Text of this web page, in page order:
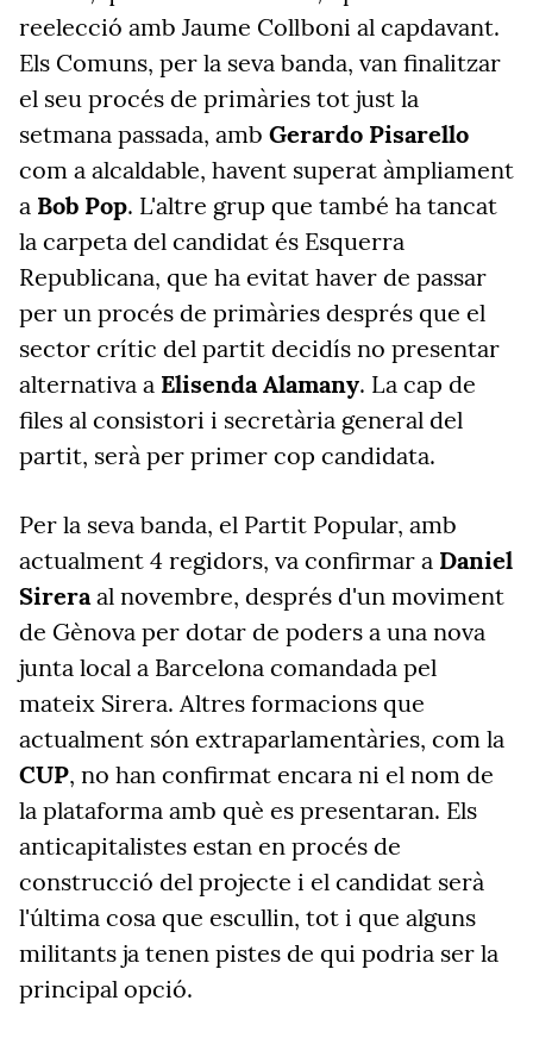
reelecció amb Jaume Collboni al capdavant.
Els Comuns, per la seva banda, van finalitzar
el seu procés de primàries tot just la
setmana passada, amb Gerardo Pisarello
com a alcaldable, havent superat àmpliament
a Bob Pop. L'altre grup que també ha tancat
la carpeta del candidat és Esquerra
Republicana, que ha evitat haver de passar
per un procés de primàries després que el
sector crític del partit decidís no presentar
alternativa a Elisenda Alamany. La cap de
files al consistori i secretària general del
partit, serà per primer cop candidata.
Per la seva banda, el Partit Popular, amb
actualment 4 regidors, va confirmar a Daniel
Sireraal novembre, després d'un moviment
de Gènova per dotar de poders a una nova
junta local a Barcelona comandada pel
mateix Sirera. Altres formacions que
actualment són extraparlamentàries, com la
CUP, no han confirmat encara ni el nom de
la plataforma amb què es presentaran. Els
anticapitalistes estan en procés de
construcció del projecte i el candidat serà
l'última cosa que escullin, tot i que alguns
militants ja tenen pistes de qui podria ser la
principal opció.